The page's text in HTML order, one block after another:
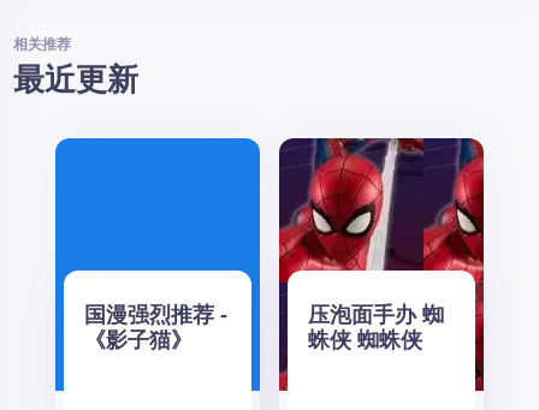
相关推荐
最近更新
国漫强烈推荐 -
《影子猫》
压泡面手办 蜘
蛛侠 蜘蛛侠